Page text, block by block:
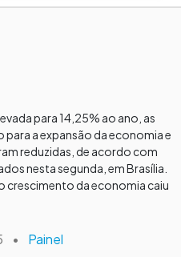
para 14,25% ao ano, as
a expansão da economia e
reduzidas, de acordo com
nesta segunda, em Brasília.
crescimento da economia caiu
• Painel